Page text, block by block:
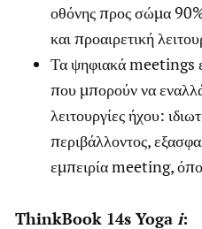
οθόνης προς σώμα
και προαιρετική
Τα ψηφιακά meetings
που μπορούν να
λειτουργίες ήχου:
περιβάλλοντος,
εμπειρία meeting,
ThinkBook 14s Yoga i: